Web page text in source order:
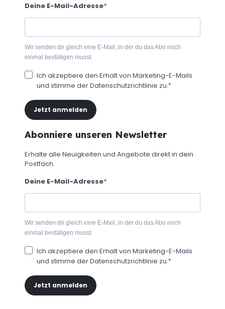
Deine E-Mail-Adresse
Wir senden dir gleich eine E-Mail, in der du das Abo noch
einmal bestätigen musst.
Ich akzeptiere den Erhalt von Marketing-E-Mails
und stimme der Datenschutzrichtlinie zu.
Jetzt anmelden
Abonniere unseren Newsletter
Erhalte alle Neuigkeiten und Angebote direkt in dein
Postfach.
Deine E-Mail-Adresse
Wir senden dir gleich eine E-Mail, in der du das Abo noch
einmal bestätigen musst.
Ich akzeptiere den Erhalt von Marketing-E-Mails
und stimme der Datenschutzrichtlinie zu.
Jetzt anmelden